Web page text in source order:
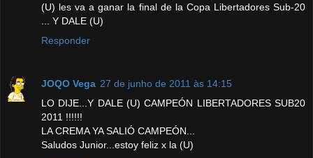
(U) les va a ganar la final de la Copa Libertadores Sub-20
... Y DALE (U)
Responder
JOQO Vega 27 de junho de 2011 às 14:15
LO DIJE...Y DALE (U) CAMPEÓN LIBERTADORES SUB20
2011 !!!!!!
LA CREMA YA SALIÓ CAMPEÓN...
Saludos Junior...estoy feliz x la (U)